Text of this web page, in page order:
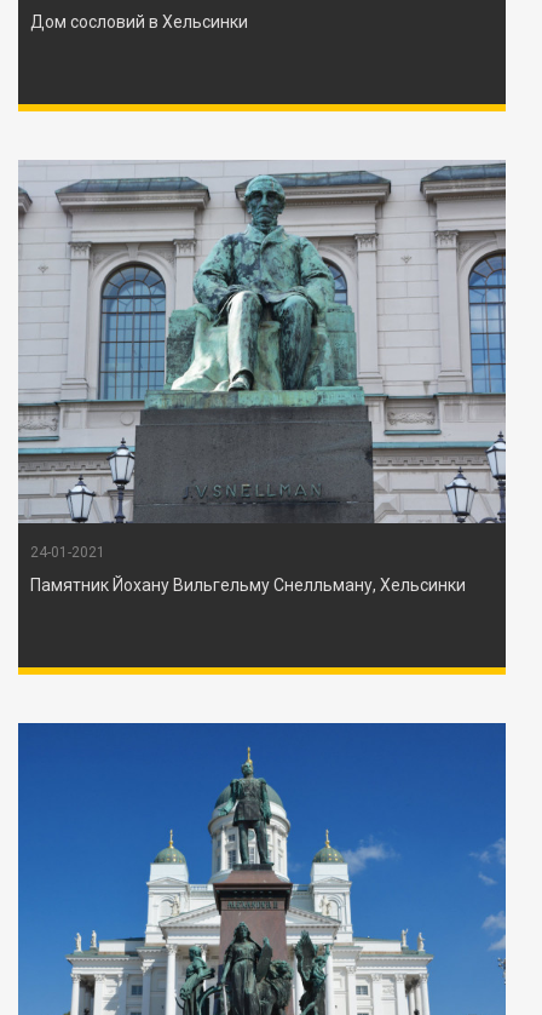
Дом сословий в Хельсинки
24-01-2021
Памятник Йохану Вильгельму Снелльману, Хельсинки